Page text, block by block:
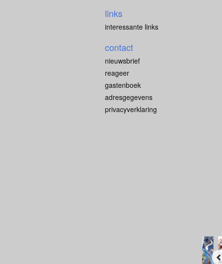
links
interessante links
contact
nieuwsbrief
reageer
gastenboek
adresgegevens
privacyverklaring